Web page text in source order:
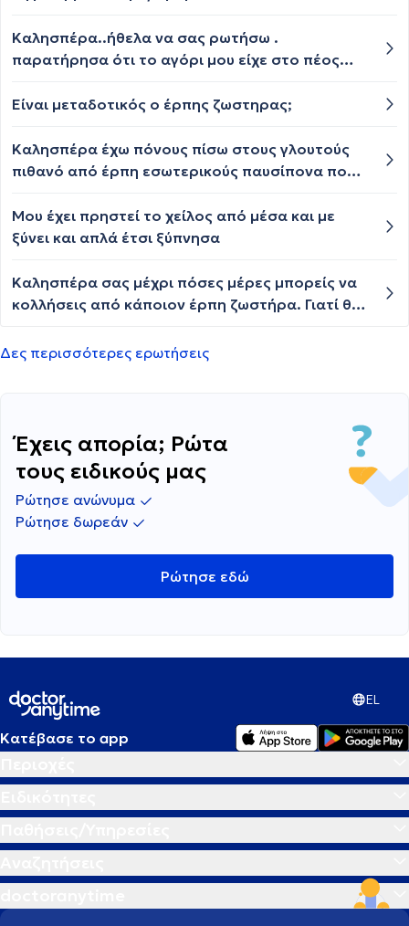
Καλησπέρα..ήθελα να σας ρωτήσω .
παρατήρησα ότι το αγόρι μου είχε στο πέος
λίγο .μπορεί να ήταν έρπης? Γιατί νομίζω ο
ένα...αυτό το έχει εδώ και εβδομάδα..
Είναι μεταδοτικός ο έρπης ζωστηρας;
Καλησπέρα έχω πόνους πίσω στους γλουτούς
πιθανό από έρπη εσωτερικούς παυσίπονα που
κάνει να συνεχίσω με MOVATEC
Μου έχει πρηστεί το χείλος από μέσα και με
ξύνει και απλά έτσι ξύπνησα
Καλησπέρα σας μέχρι πόσες μέρες μπορείς να
κολλήσεις από κάποιον έρπη ζωστήρα. Γιατί θα
ξενοδοχείο. Κ θα έχουμε κοινή τουαλέτα όπως
Δες περισσότερες ερωτήσεις
Έχεις απορία; Ρώτα
τους ειδικούς μας
Ρώτησε ανώνυμα
Ρώτησε δωρεάν
Ρώτησε εδώ
EL
Κατέβασε το app